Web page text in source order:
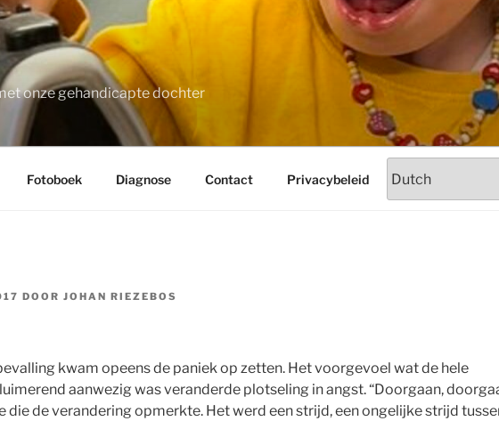
onze gehandicapte dochter
Fotoboek Diagnose Contact Privacybeleid
DOOR JOHAN RIEZEBOS
kwam opeens de paniek op zetten. Het voorgevoel wat de hele
aanwezig was veranderde plotseling in angst. “Doorgaan,
die de verandering opmerkte. Het werd een strijd, een ongelijke strijd